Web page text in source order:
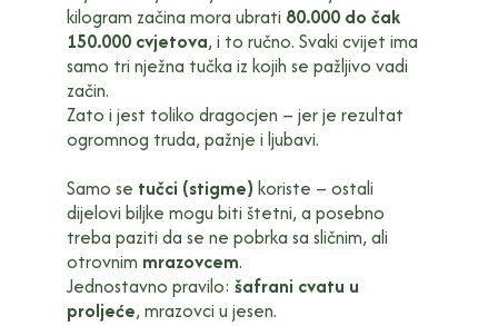
kilogram začina mora ubrati 80.000 do čak
150.000 cvjetova, i to ručno. Svaki cvijet ima
samo tri nježna tučka iz kojih se pažljivo vadi
začin.
Zato i jest toliko dragocjen – jer je rezultat
ogromnog truda, pažnje i ljubavi.
Samo se tučci (stigme) koriste – ostali
dijelovi biljke mogu biti štetni, a posebno
treba paziti da se ne pobrka sa sličnim, ali
otrovnim mrazovcem.
Jednostavno pravilo: šafrani cvatu u
proljeće, mrazovci u jesen.